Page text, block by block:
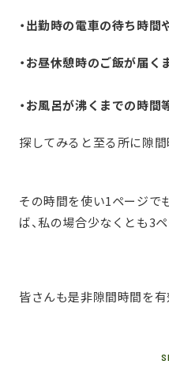
・出勤時の電車の待ち時間
・お昼休憩時のご飯が届く
・お風呂が沸くまでの時間
探してみると至る所に隙間
その時間を使い1ページで
ば、私の場合少なくとも3
皆さんも是非隙間時間を